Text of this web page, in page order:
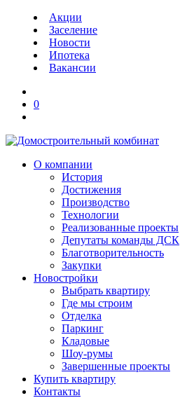
Акции
Заселение
Новости
Ипотека
Вакансии
0
О компании
История
Достижения
Производство
Технологии
Реализованные проекты
Депутаты команды ДСК
Благотворительность
Закупки
Новостройки
Выбрать квартиру
Где мы строим
Отделка
Паркинг
Кладовые
Шоу-румы
Завершенные проекты
Купить квартиру
Контакты